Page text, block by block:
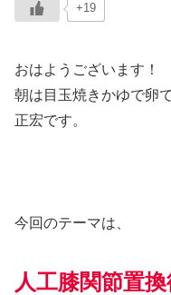
+19
おはようございます！
朝は目玉焼きかゆで卵
正宏です。
今回のテーマは、
人工膝関節置